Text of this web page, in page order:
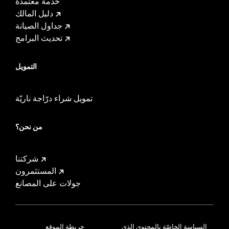
دليل المالك
جداول الصيانة
تحديث البرامج
التمويل
تمويل شراء درّاجة ناريّة
من نحن؟
شركتنا
المستثمرون
جولات على المصانع
خريطة الموقع السياسة الخاصّة بالمحتوى الذي